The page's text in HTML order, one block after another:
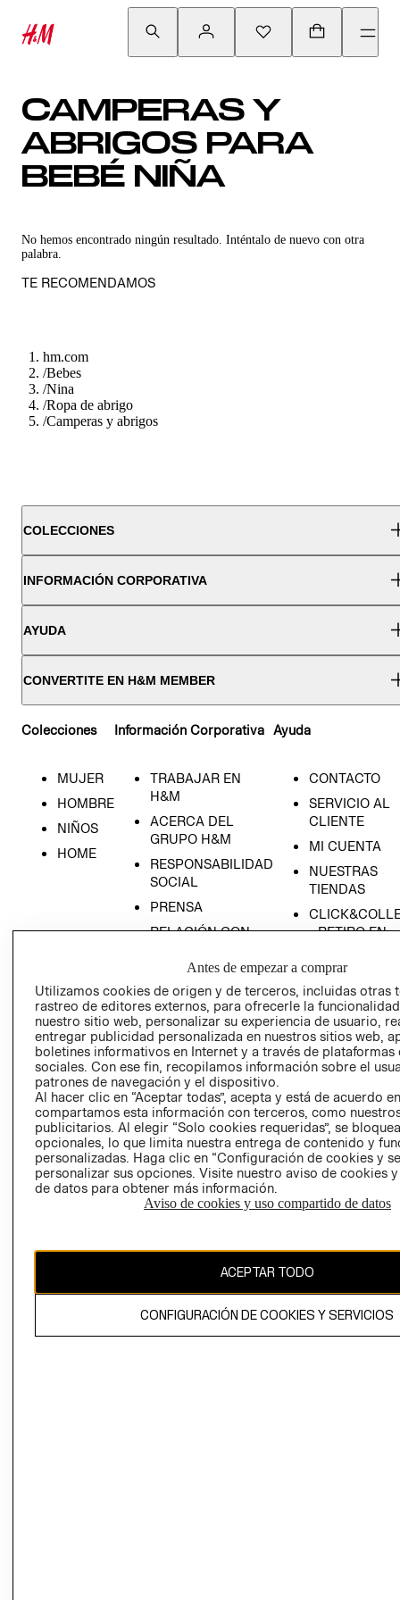
CAMPERAS Y
ABRIGOS PARA
BEBÉ NIÑA
No hemos encontrado ningún resultado. Inténtalo de nuevo con otra
palabra.
TE RECOMENDAMOS
hm.com
/Bebes
/Nina
/Ropa de abrigo
/Camperas y abrigos
COLECCIONES
INFORMACIÓN CORPORATIVA
AYUDA
CONVERTITE EN H&M MEMBER
Colecciones
MUJER
HOMBRE
NIÑOS
HOME
Información Corporativa
TRABAJAR EN
H&M
ACERCA DEL
GRUPO H&M
RESPONSABILIDAD
SOCIAL
PRENSA
RELACIÓN CON
POLÍTICA
EMPRESARIAL
Ayuda
CONTACTO
SERVICIO AL
CLIENTE
MI CUENTA
NUESTRAS
TIENDAS
- RETIRO EN
TÉRMINOS Y
CONDICIONES
AVISO DE
PRIVACIDAD
GIFT CARD
COOKIES
El contenido de esta página web está protegido por copyright y es
Antes de empezar a comprar
Utilizamos cookies de origen y de terceros, incluidas otras
rastreo de editores externos, para ofrecerle la
nuestro sitio web, personalizar su experiencia de usuario,
entregar publicidad personalizada en nuestros sitios web,
boletines informativos en Internet y a través de plataformas
sociales. Con ese fin, recopilamos información sobre el
patrones de navegación y el dispositivo.
Al hacer clic en “Aceptar todas”, acepta y está de acuerdo
compartamos esta información con terceros, como
publicitarios. Al elegir “Solo cookies requeridas”, se
opcionales, lo que limita nuestra entrega de contenido y
personalizadas. Haga clic en “Configuración de cookies y
personalizar sus opciones. Visite nuestro aviso de cookies
de datos para obtener más información.
Aviso de cookies y uso compartido de datos
ACEPTAR TODO
CONFIGURACIÓN DE COOKIES Y SERVICIOS